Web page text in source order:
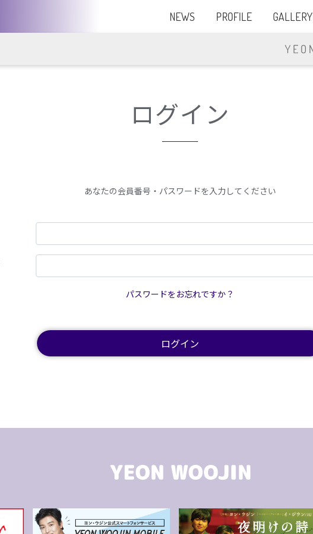
NEWS PROFILE GALLERY
ログイン
あなたの会員番号・パスワードを入力してください
パスワードをお忘れですか？
ログイン